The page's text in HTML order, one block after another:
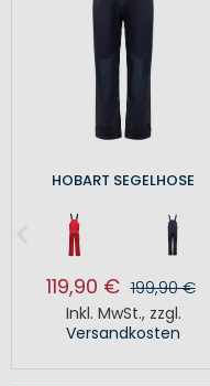
HOBART SEGELHOSE
119,90 € 199,90 €
Inkl. MwSt., zzgl.
Versandkosten